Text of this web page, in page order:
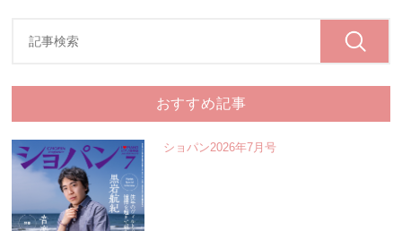
おすすめ記事
ショパン2026年7月号